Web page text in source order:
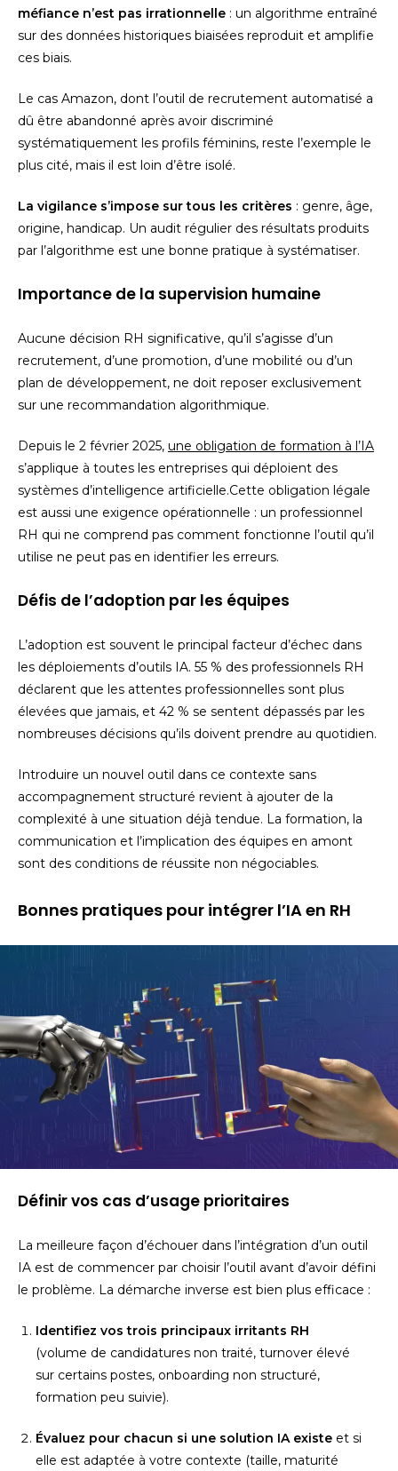
méfiance n’est pas irrationnelle : un algorithme entraîné
sur des données historiques biaisées reproduit et amplifie
ces biais.
Le cas Amazon, dont l’outil de recrutement automatisé a
dû être abandonné après avoir discriminé
systématiquement les profils féminins, reste l’exemple le
plus cité, mais il est loin d’être isolé.
La vigilance s’impose sur tous les critères : genre, âge,
origine, handicap. Un audit régulier des résultats produits
par l’algorithme est une bonne pratique à systématiser.
Importance de la supervision humaine
Aucune décision RH significative, qu’il s’agisse d’un
recrutement, d’une promotion, d’une mobilité ou d’un
plan de développement, ne doit reposer exclusivement
sur une recommandation algorithmique.
Depuis le 2 février 2025, une obligation de formation à l’IA
s’applique à toutes les entreprises qui déploient des
systèmes d’intelligence artificielle.Cette obligation légale
est aussi une exigence opérationnelle : un professionnel
RH qui ne comprend pas comment fonctionne l’outil qu’il
utilise ne peut pas en identifier les erreurs.
Défis de l’adoption par les équipes
L’adoption est souvent le principal facteur d’échec dans
les déploiements d’outils IA. 55 % des professionnels RH
déclarent que les attentes professionnelles sont plus
élevées que jamais, et 42 % se sentent dépassés par les
nombreuses décisions qu’ils doivent prendre au quotidien.
Introduire un nouvel outil dans ce contexte sans
accompagnement structuré revient à ajouter de la
complexité à une situation déjà tendue. La formation, la
communication et l’implication des équipes en amont
sont des conditions de réussite non négociables.
Bonnes pratiques pour intégrer l’IA en RH
Définir vos cas d’usage prioritaires
La meilleure façon d’échouer dans l’intégration d’un outil
IA est de commencer par choisir l’outil avant d’avoir défini
le problème. La démarche inverse est bien plus efficace :
Identifiez vos trois principaux irritants RH
(volume de candidatures non traité, turnover élevé
sur certains postes, onboarding non structuré,
formation peu suivie).
Évaluez pour chacun si une solution IA existe et si
elle est adaptée à votre contexte (taille, maturité